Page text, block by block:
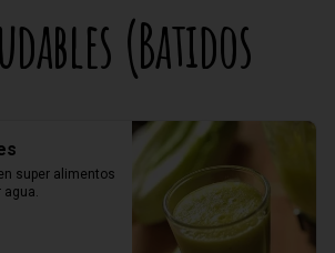
(Batidos
super alimentos
agua.